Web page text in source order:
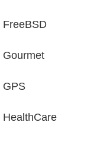
FreeBSD
Gourmet
GPS
HealthCare